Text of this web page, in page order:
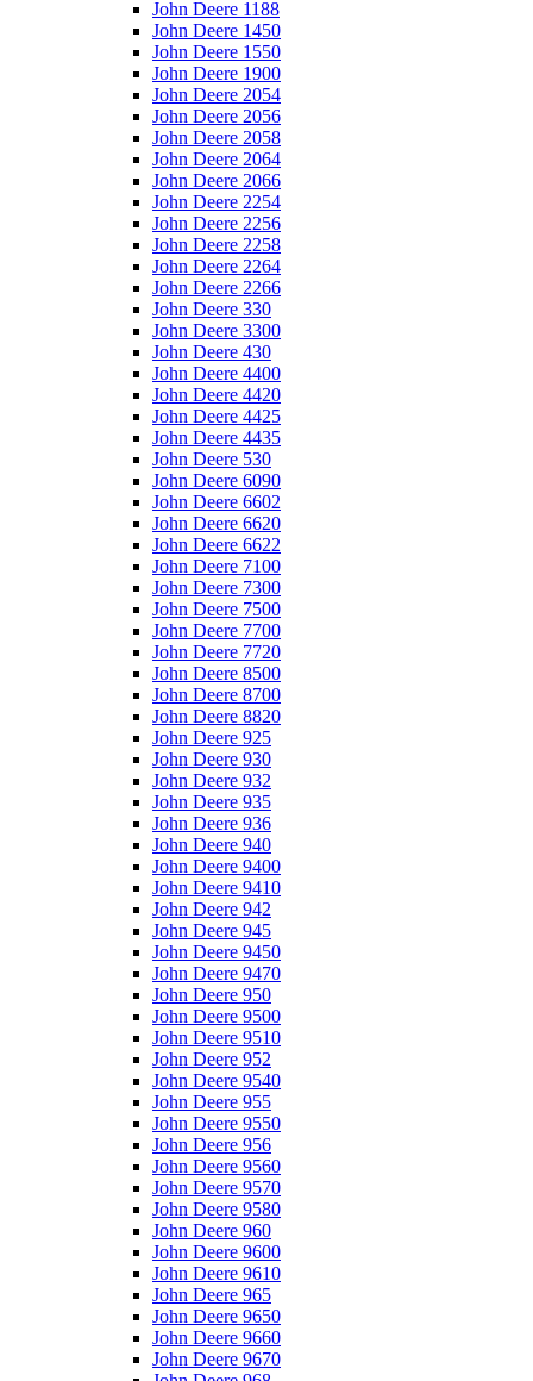
John Deere 1188
John Deere 1450
John Deere 1550
John Deere 1900
John Deere 2054
John Deere 2056
John Deere 2058
John Deere 2064
John Deere 2066
John Deere 2254
John Deere 2256
John Deere 2258
John Deere 2264
John Deere 2266
John Deere 330
John Deere 3300
John Deere 430
John Deere 4400
John Deere 4420
John Deere 4425
John Deere 4435
John Deere 530
John Deere 6090
John Deere 6602
John Deere 6620
John Deere 6622
John Deere 7100
John Deere 7300
John Deere 7500
John Deere 7700
John Deere 7720
John Deere 8500
John Deere 8700
John Deere 8820
John Deere 925
John Deere 930
John Deere 932
John Deere 935
John Deere 936
John Deere 940
John Deere 9400
John Deere 9410
John Deere 942
John Deere 945
John Deere 9450
John Deere 9470
John Deere 950
John Deere 9500
John Deere 9510
John Deere 952
John Deere 9540
John Deere 955
John Deere 9550
John Deere 956
John Deere 9560
John Deere 9570
John Deere 9580
John Deere 960
John Deere 9600
John Deere 9610
John Deere 965
John Deere 9650
John Deere 9660
John Deere 9670